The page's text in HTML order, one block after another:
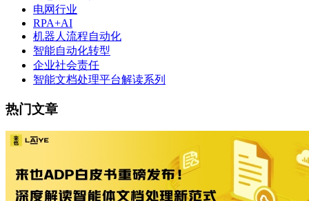
电网行业
RPA+AI
机器人流程自动化
智能自动化转型
企业社会责任
智能文档处理平台解读系列
热门文章